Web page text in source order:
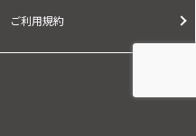
ご利用規約